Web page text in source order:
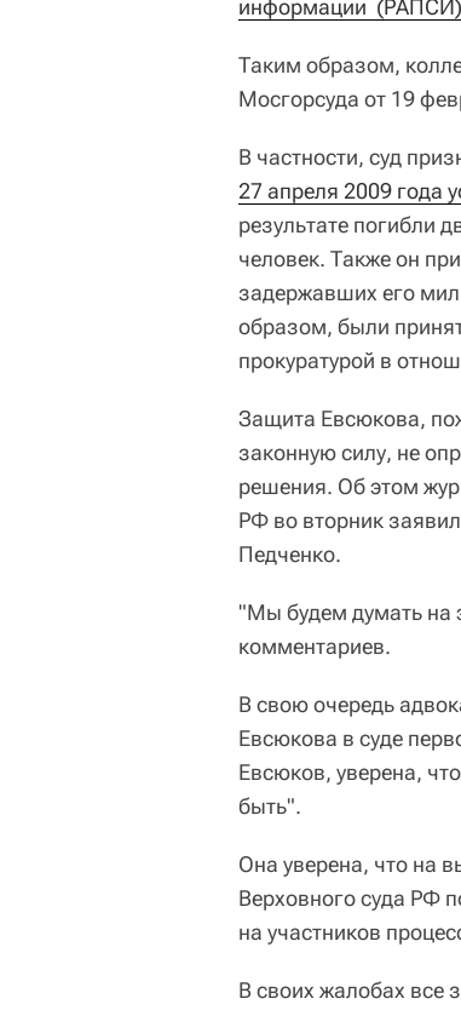
информации  (РАПСИ)
Таким образом,
Мосгорсуда от 19
В частности, суд
27 апреля 2009 года
результате погибли
человек. Также он
задержавших его
образом, были
прокуратурой в
Защита Евсюкова,
законную силу, не
решения. Об этом
РФ во вторник
Педченко.
"Мы будем думать на
комментариев.
В свою очередь
Евсюкова в суде
Евсюков, уверена,
быть".
Она уверена, что на
Верховного суда РФ
на участников
В своих жалобах все